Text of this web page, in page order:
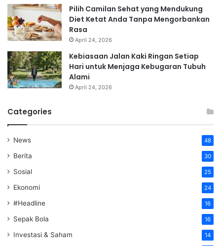
Pilih Camilan Sehat yang Mendukung
Diet Ketat Anda Tanpa Mengorbankan
Rasa
April 24, 2026
Kebiasaan Jalan Kaki Ringan Setiap
Hari untuk Menjaga Kebugaran Tubuh
Alami
April 24, 2026
Categories
News 48
Berita 30
Sosial 25
Ekonomi 24
#Headline 16
Sepak Bola 16
Investasi & Saham 14